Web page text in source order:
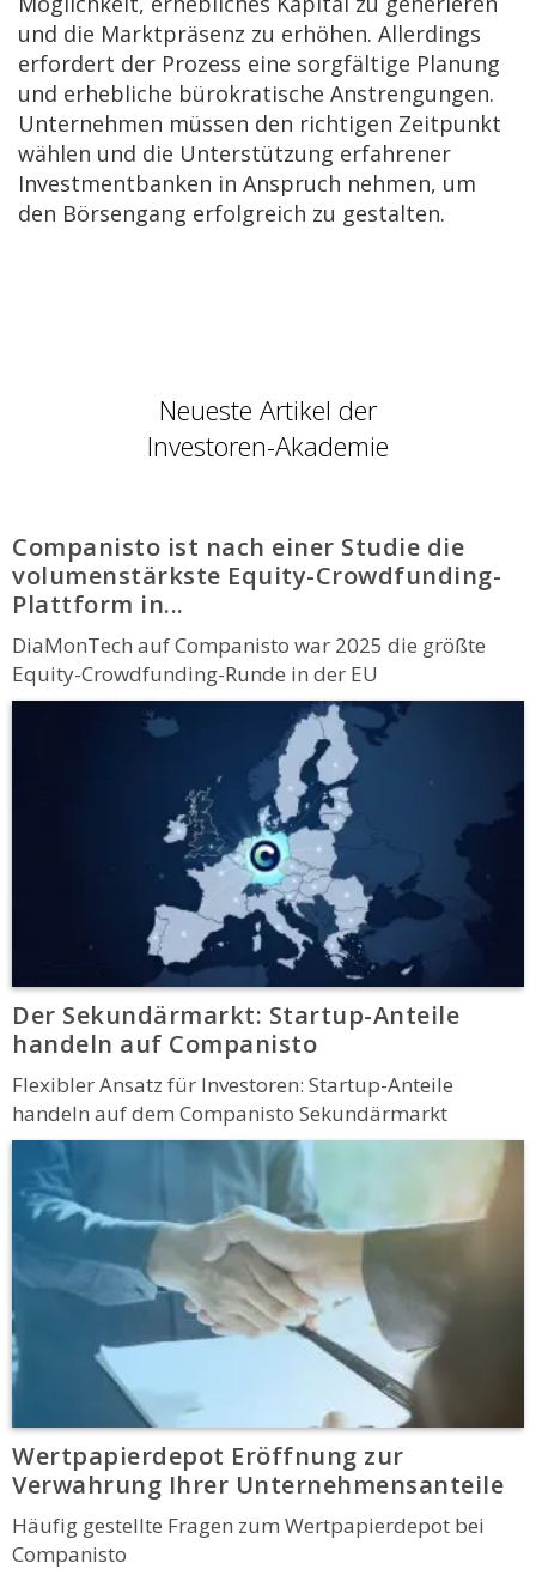
und die Marktpräsenz zu erhöhen. Allerdings
erfordert der Prozess eine sorgfältige Planung
und erhebliche bürokratische Anstrengungen.
Unternehmen müssen den richtigen Zeitpunkt
wählen und die Unterstützung erfahrener
Investmentbanken in Anspruch nehmen, um
den Börsengang erfolgreich zu gestalten.
Neueste Artikel der
Investoren-Akademie
Companisto ist nach einer Studie die
volumenstärkste Equity-Crowdfunding-
Plattform in...
DiaMonTech auf Companisto war 2025 die größte
Equity-Crowdfunding-Runde in der EU
Der Sekundärmarkt: Startup-Anteile
handeln auf Companisto
Flexibler Ansatz für Investoren: Startup-Anteile
handeln auf dem Companisto Sekundärmarkt
Wertpapierdepot Eröffnung zur
Verwahrung Ihrer Unternehmensanteile
Häufig gestellte Fragen zum Wertpapierdepot bei
Companisto